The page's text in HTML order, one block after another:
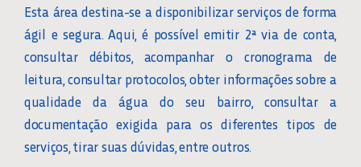
CONHEÇA A FATURA
CÁLCULO DE CONSUMO
DICAS E ORIENTAÇÕES
Esta área destina-se a disponibilizar serviços de forma
ágil e segura. Aqui, é possível emitir 2ª via de conta,
consultar débitos, acompanhar o cronograma de
leitura, consultar protocolos, obter informações sobre a
qualidade da água do seu bairro, consultar a
documentação exigida para os diferentes tipos de
serviços, tirar suas dúvidas, entre outros.